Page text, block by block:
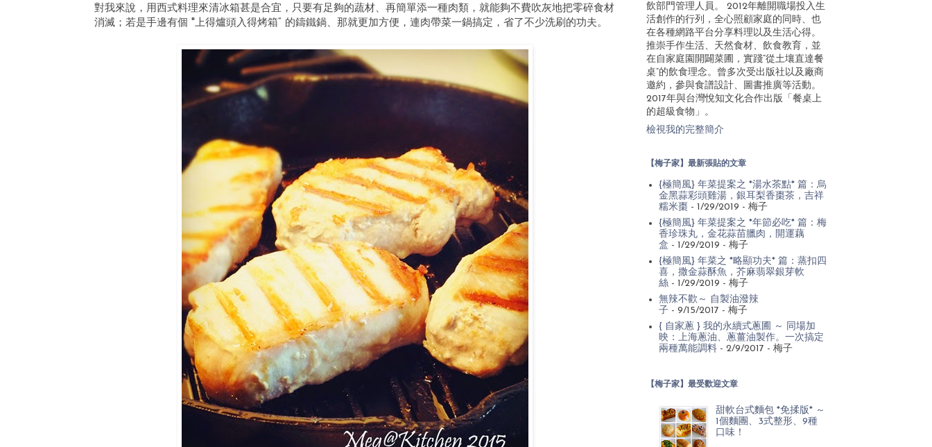
對我來說，用西式料理來清冰箱甚是合宜，只要有足夠的蔬材、再簡單添一種肉類，就能夠不費吹灰地把零碎食材
消滅；若是手邊有個 "上得爐頭入得烤箱“ 的鑄鐵鍋、那就更加方便，連肉帶菜一鍋搞定，省了不少洗刷的功夫。
飲部門管理人員。 2012年離開職場投入生
活創作的行列，全心照顧家庭的同時、也
在各種網路平台分享料理以及生活心得。
推崇手作生活、天然食材、飲食教育，並
在自家庭園開闢菜圃，實踐“從土壤直達餐
桌”的飲食理念。曾多次受出版社以及廠商
邀約，參與食譜設計、圖書推廣等活動。
2017年與台灣悅知文化合作出版「餐桌上
的超級食物」。
檢視我的完整簡介
【梅子家】最新張貼的文章
{極簡風} 年菜提案之 *湯水茶點* 篇：烏
金黑蒜彩頭雞湯，銀耳梨香棗茶，吉祥
糯米棗- 1/29/2019 - 梅子
{極簡風} 年菜提案之 *年節必吃* 篇：梅
香珍珠丸，金花蒜苗臘肉，開運藕
盒 - 1/29/2019 - 梅子
{極簡風} 年菜之 *略顯功夫* 篇：蒸扣四
喜，撒金蒜酥魚，芥麻翡翠銀芽軟
絲- 1/29/2019 - 梅子
無辣不歡～ 自製油潑辣
子- 9/15/2017 - 梅子
{ 自家蔥 } 我的永續式蔥圃 ～ 同場加
映：上海蔥油、蔥薑油製作。一次搞定
兩種萬能調料- 2/9/2017 - 梅子
【梅子家】最受歡迎文章
甜軟台式麵包 *免揉版* ～
1個麵團、3式整形、9種
口味！